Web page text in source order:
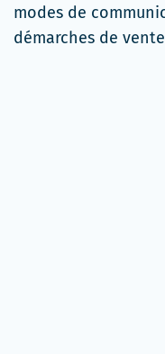
modes de
démarches de